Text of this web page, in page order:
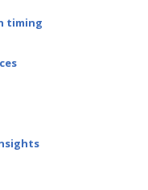
timing